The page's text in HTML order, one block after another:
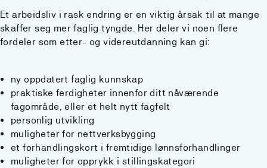
Et arbeidsliv i rask endring er en viktig årsak til at mange
skaffer seg mer faglig tyngde. Her deler vi noen flere
fordeler som etter- og videreutdanning kan gi:
ny oppdatert faglig kunnskap
praktiske ferdigheter innenfor ditt nåværende
fagområde, eller et helt nytt fagfelt
personlig utvikling
muligheter for nettverksbygging
et forhandlingskort i fremtidige lønnsforhandlinger
muligheter for opprykk i stillingskategori